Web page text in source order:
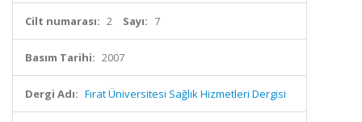
Cilt numarası: 2 Sayı: 7
Basım Tarihi: 2007
Dergi Adı: Fırat Üniversitesi Sağlık Hizmetleri Dergisi